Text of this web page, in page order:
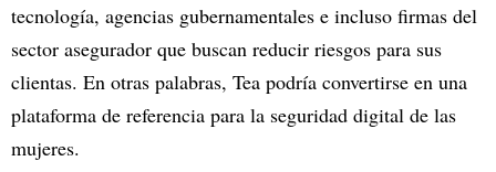
tecnología, agencias gubernamentales e incluso firmas del
sector asegurador que buscan reducir riesgos para sus
clientas. En otras palabras, Tea podría convertirse en una
plataforma de referencia para la seguridad digital de las
mujeres.